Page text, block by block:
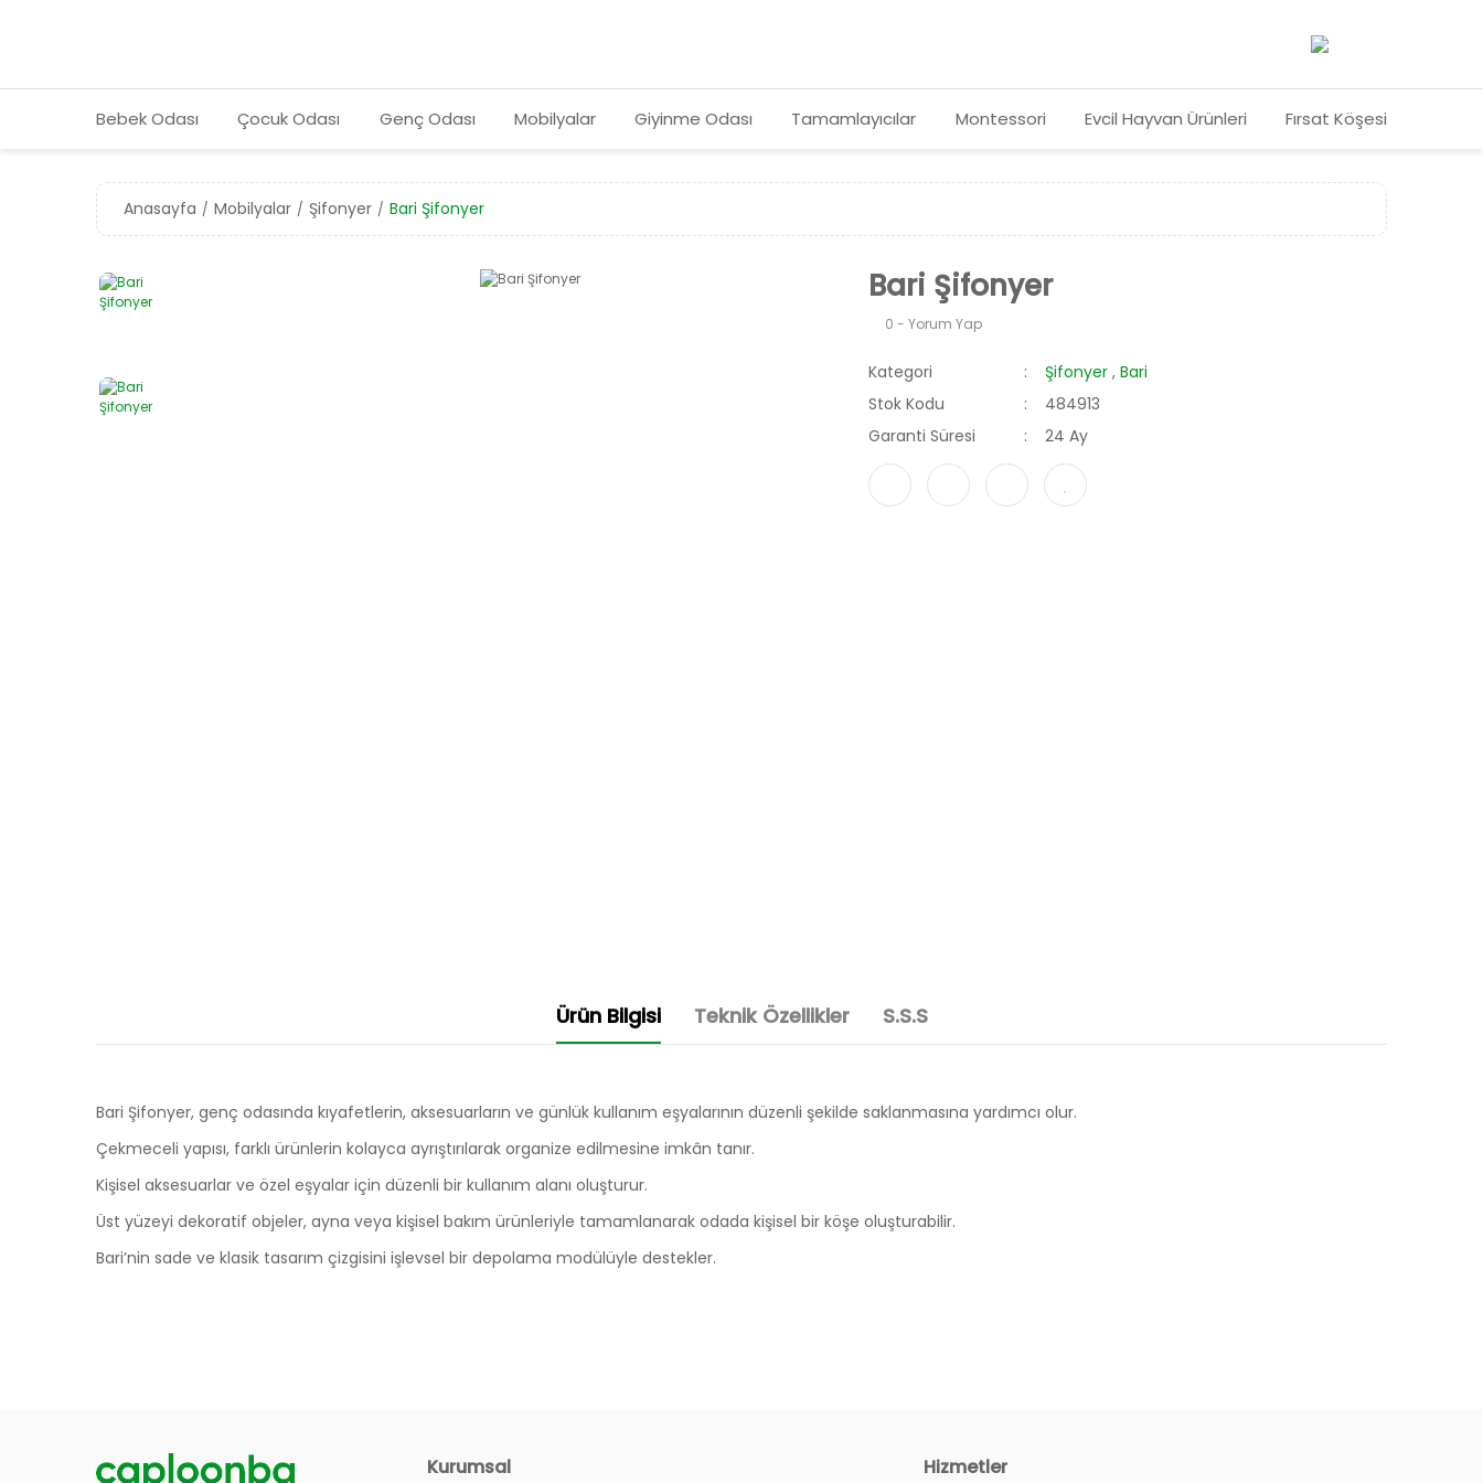
Bebek Odası Çocuk Odası Genç Odası Mobilyalar Giyinme Odası Tamamlayıcılar Montessori Evcil Hayvan Ürünleri Fırsat Köşesi
Anasayfa Mobilyalar Şifonyer Bari Şifonyer
Bari Şifonyer
0 - Yorum Yap
Kategori Şifonyer , Bari
Stok Kodu
484913
Garanti Süresi
24 Ay
Ürün Bilgisi Teknik Özellikler S.S.S
Bari Şifonyer, genç odasında kıyafetlerin, aksesuarların ve günlük kullanım eşyalarının düzenli şekilde saklanmasına yardımcı olur.
Çekmeceli yapısı, farklı ürünlerin kolayca ayrıştırılarak organize edilmesine imkân tanır.
Kişisel aksesuarlar ve özel eşyalar için düzenli bir kullanım alanı oluşturur.
Üst yüzeyi dekoratif objeler, ayna veya kişisel bakım ürünleriyle tamamlanarak odada kişisel bir köşe oluşturabilir.
Bari’nin sade ve klasik tasarım çizgisini işlevsel bir depolama modülüyle destekler.
Yükseklik
89 cm
Siteniz Üzerinden Nasıl Sipariş Verebilirim?
Kurumsal Hizmetler